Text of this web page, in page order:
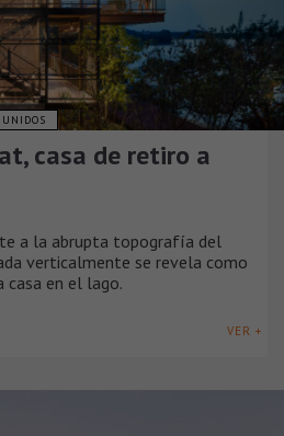
UNIDOS
casa de retiro a
a la abrupta topografía del
verticalmente se revela como
casa en el lago.
VER +